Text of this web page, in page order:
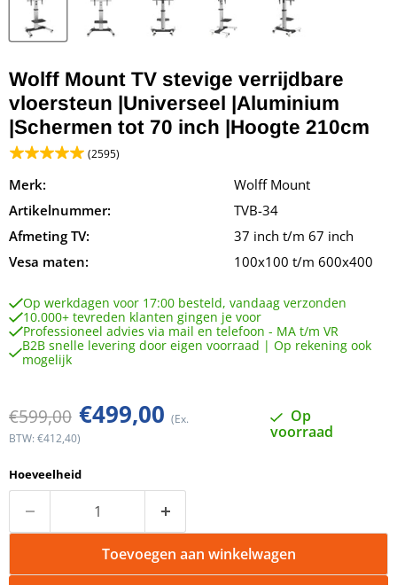
Wolff Mount TV stevige verrijdbare
vloersteun |Universeel |Aluminium
|Schermen tot 70 inch |Hoogte 210cm
(2595)
Merk:
Wolff Mount
Artikelnummer:
TVB-34
Afmeting TV:
37 inch t/m 67 inch
Vesa maten:
100x100 t/m 600x400
Op werkdagen voor 17:00 besteld, vandaag verzonden
10.000+ tevreden klanten gingen je voor
Professioneel advies via mail en telefoon - MA t/m VR
B2B snelle levering door eigen voorraad | Op rekening ook
mogelijk
Oorspronkelijke prijs
€599,00 Huidige prijs
€499,00 (Ex.
BTW: €412,40)
Op
voorraad
Hoeveelheid
Toevoegen aan winkelwagen